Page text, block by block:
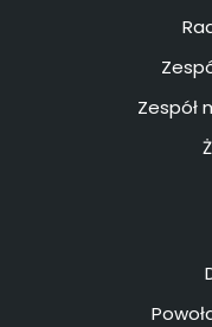
Zespół